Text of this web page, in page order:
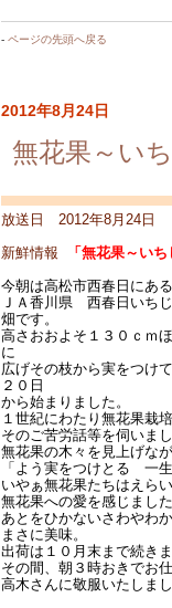
- ページの先頭へ戻る
2012年8月24日
無花果～い
放送日 2012年8月24日
新鮮情報
「無花果～いち
今朝は高松市西春日にあ
ＪＡ香川県 西春日いち
畑です。
高さおおよそ１３０ｃｍ
に
広げその枝から実をつけ
２０日
から始まりました。
１世紀にわたり無花果栽
そのご苦労話等を伺いまし
無花果の木々を見上げな
「よう実をつけとる 一
いやぁ無花果たちはえら
無花果への愛を感じました
あとをひかないさわやわ
まさに美味。
出荷は１０月末まで続きま
その間、朝３時おきでお
高木さんに敬服いたしまし